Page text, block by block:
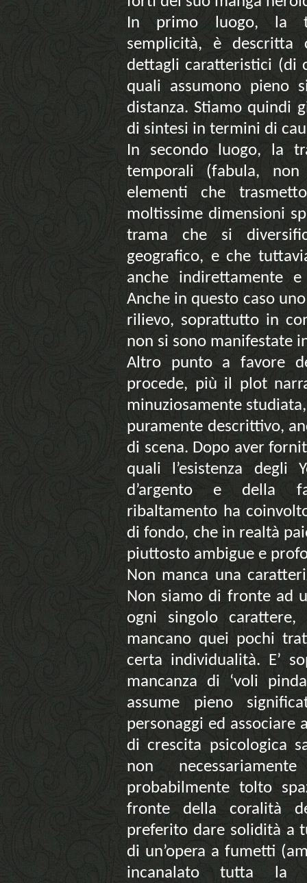
In primo luogo, la
semplicità, è descritta
dettagli caratteristici (di
quali assumono pieno
distanza. Stiamo quindi
di sintesi in termini di
In secondo luogo, la
temporali (fabula,
elementi che
moltissime dimensioni
trama che si
geografico, e che
anche indirettamente
Anche in questo caso
rilievo, soprattutto in
non si sono manifestate
Altro punto a favore
procede, più il plot
minuziosamente
puramente descrittivo,
di scena. Dopo aver
quali l’esistenza degli
d’argento e della
ribaltamento ha
di fondo, che in realtà
piuttosto ambigue e
Non manca una
Non siamo di fronte ad
ogni singolo
mancano quei pochi
certa individualità. E’
mancanza di ‘voli
assume pieno
personaggi ed associare
di crescita psicologica
non
probabilmente tolto
fronte della coralità
preferito dare solidità a
di un’opera a fumetti
incanalato tutta la